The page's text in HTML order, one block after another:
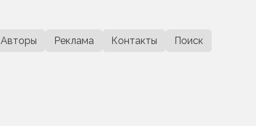
Авторы Реклама Контакты Поиск